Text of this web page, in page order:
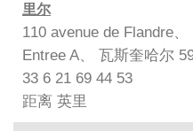
里尔
110 avenue de Flandre
Entree A、 瓦斯奎哈尔
33 6 21 69 44 53
距离 英里